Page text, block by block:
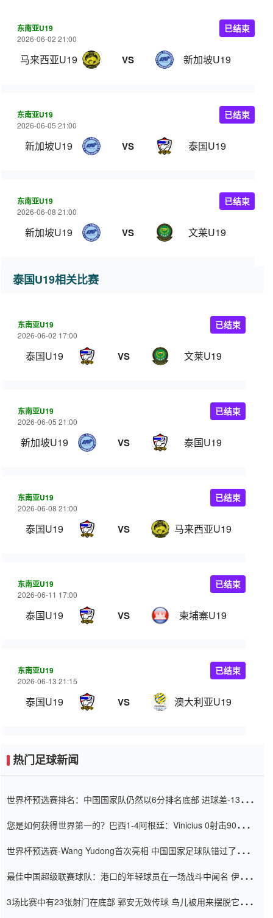
东南亚U19
2026-06-02 21:00
马来西亚U19 VS 新加坡U19
已结束
东南亚U19
2026-06-05 21:00
新加坡U19 VS 泰国U19
已结束
东南亚U19
2026-06-08 21:00
新加坡U19 VS 文莱U19
已结束
泰国U19相关比赛
东南亚U19
2026-06-02 17:00
泰国U19 VS 文莱U19
已结束
东南亚U19
2026-06-05 21:00
新加坡U19 VS 泰国U19
已结束
东南亚U19
2026-06-08 21:00
泰国U19 VS 马来西亚U19
已结束
东南亚U19
2026-06-11 17:00
泰国U19 VS 柬埔寨U19
已结束
东南亚U19
2026-06-13 21:15
泰国U19 VS 澳大利亚U19
已结束
热门足球新闻
世界杯预选赛排名：中国国家队仍然以6分排名底部 进球差-13令人
您是如何获得世界第一的？巴西1-4阿根廷：Vinicius 0射击90分钟
世界杯预选赛-Wang Yudong首次亮相 中国国家足球队错过了世界
最佳中国超级联赛球队：港口的年轻球员在一场战斗中闻名 伊万放
3场比赛中有23张射门在底部 郭安无效传球 鸟儿被用来摆脱它